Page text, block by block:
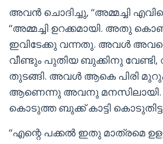
അവൻ ചൊദിച്ചു, “അമ്മച്ചി
“അമ്മച്ചി ഉറക്കമായി. അതു
ഇവിടേക്കു വന്നതു. അവൾ
വീണ്ടും പുതിയ ബുക്കിനു വേണ്ടി,
തുടങ്ങി. അവൾ ആകെ പിരി
ആണെന്നു അവനു
കൊടുത്ത ബുക്ക് കാട്ടി
“എന്റെ പക്കൽ ഇതു മാത്രമെ